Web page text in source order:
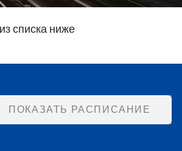
списка ниже
ПОКАЗАТЬ РАСПИСАНИЕ